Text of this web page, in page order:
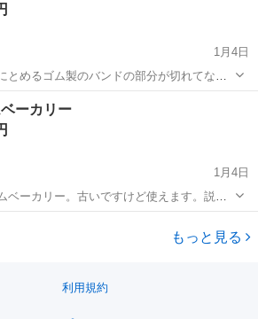
1月4日
とめるゴム製のバンドの部分が切れてなく
ので、ちゃんと使えるかは不明です。70セ
らいのがあります。1こ1000円ぽっきり。
スキー
ーカリー
1月4日
ベーカリー。古いですけど使えます。説明
もっと見る
利用規約